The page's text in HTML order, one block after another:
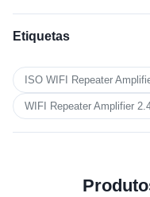
Etiquetas
ISO WIFI Repeater
WIFI Repeater Amplifier